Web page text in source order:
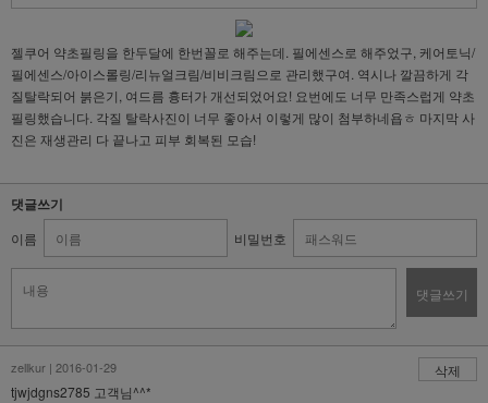
젤쿠어 약초필링을 한두달에 한번꼴로 해주는데. 필에센스로 해주었구, 케어토닉/
필에센스/아이스롤링/리뉴얼크림/비비크림으로 관리했구여. 역시나 깔끔하게 각
질탈락되어 붉은기, 여드름 흉터가 개선되었어요! 요번에도 너무 만족스럽게 약초
필링했습니다. 각질 탈락사진이 너무 좋아서 이렇게 많이 첨부하네욥ㅎ 마지막 사
진은 재생관리 다 끝나고 피부 회복된 모습!
댓글쓰기
이름 비밀번호
댓글쓰기
zellkur | 2016-01-29
삭제
tjwjdgns2785 고객님^^*